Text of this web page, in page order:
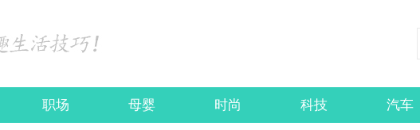
职场 母婴 时尚 科技 汽车